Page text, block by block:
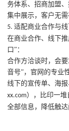
务体系、招商加盟
集中展示，客户无
5. 适配商业合作与
在商业合作、线下
口”：
合作方洽谈时，会
音号”，官网的专业
线下的宣传单、海
xx.com），比印一
全部信息，降低触达